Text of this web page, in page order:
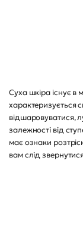
Суха шкіра існує в
характеризується
відшаровуватися,
залежності від
має ознаки
вам слід